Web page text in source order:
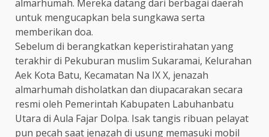
almarhumah. Mereka datang dari berbagai daerah
untuk mengucapkan bela sungkawa serta
memberikan doa.
Sebelum di berangkatkan keperistirahatan yang
terakhir di Pekuburan muslim Sukaramai, Kelurahan
Aek Kota Batu, Kecamatan Na IX X, jenazah
almarhumah disholatkan dan diupacarakan secara
resmi oleh Pemerintah Kabupaten Labuhanbatu
Utara di Aula Fajar Dolpa. Isak tangis ribuan pelayat
pun pecah saat jenazah di usung memasuki mobil